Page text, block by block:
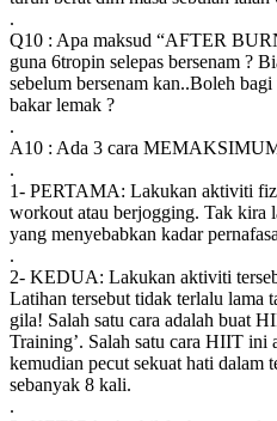
.
Q10 : Apa maksud “AFTER
guna 6tropin selepas bersenam ?
sebelum bersenam kan..Boleh
bakar lemak ?
.
A10 : Ada 3 cara
.
1- PERTAMA: Lakukan aktiviti
workout atau berjogging. Tak kira
yang menyebabkan kadar
.
2- KEDUA: Lakukan aktiviti
Latihan tersebut tidak terlalu lama
gila! Salah satu cara adalah buat
Training’. Salah satu cara HIIT ini
kemudian pecut sekuat hati dalam
sebanyak 8 kali.
.